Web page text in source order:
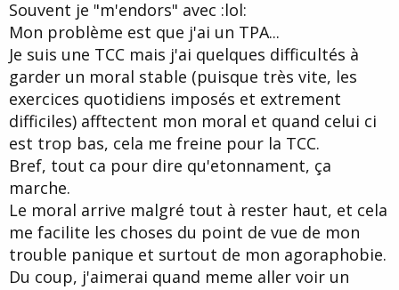
Souvent je "m'endors" avec :lol:
Mon problème est que j'ai un TPA...
Je suis une TCC mais j'ai quelques difficultés à
garder un moral stable (puisque très vite, les
exercices quotidiens imposés et extrement
difficiles) afftectent mon moral et quand celui ci
est trop bas, cela me freine pour la TCC.
Bref, tout ca pour dire qu'etonnament, ça
marche.
Le moral arrive malgré tout à rester haut, et cela
me facilite les choses du point de vue de mon
trouble panique et surtout de mon agoraphobie.
Du coup, j'aimerai quand meme aller voir un